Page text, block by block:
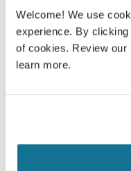
Welcome! We use
experience. By
of cookies. Review our
learn more.